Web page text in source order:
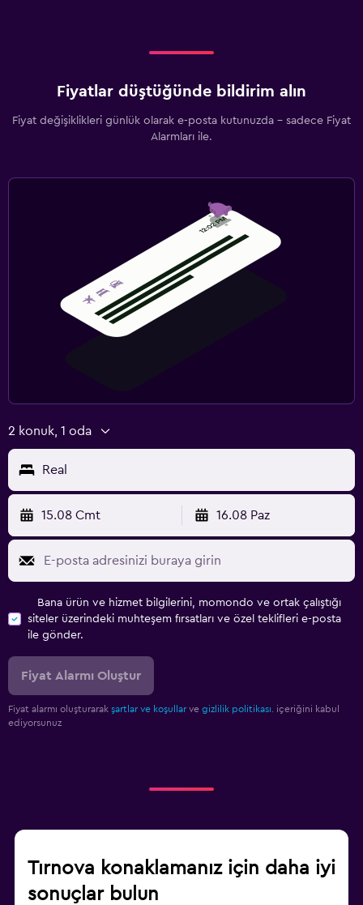
Fiyatlar düştüğünde bildirim alın
Fiyat değişiklikleri günlük olarak e-posta kutunuzda - sadece Fiyat
Alarmları ile.
2 konuk, 1 oda
Real
15.08 Cmt 16.08 Paz
Bana ürün ve hizmet bilgilerini, momondo ve ortak çalıştığı
siteler üzerindeki muhteşem fırsatları ve özel teklifleri e-posta
ile gönder.
Fiyat Alarmı Oluştur
Fiyat alarmı oluşturarak şartlar ve koşullar ve gizlilik politikası.
içeriğini kabul
ediyorsunuz
Tırnova konaklamanız için daha iyi
sonuçlar bulun